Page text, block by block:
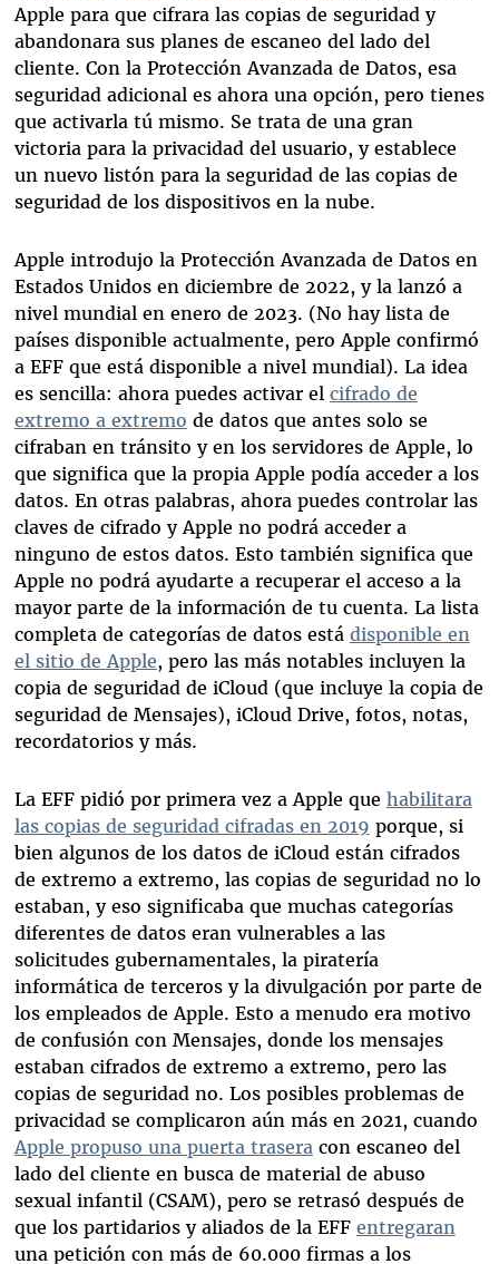
Apple para que cifrara las copias de seguridad y
abandonara sus planes de escaneo del lado del
cliente. Con la Protección Avanzada de Datos, esa
seguridad adicional es ahora una opción, pero tienes
que activarla tú mismo. Se trata de una gran
victoria para la privacidad del usuario, y establece
un nuevo listón para la seguridad de las copias de
seguridad de los dispositivos en la nube.
Apple introdujo la Protección Avanzada de Datos en
Estados Unidos en diciembre de 2022, y la lanzó a
nivel mundial en enero de 2023. (No hay lista de
países disponible actualmente, pero Apple confirmó
a EFF que está disponible a nivel mundial). La idea
es sencilla: ahora puedes activar el cifrado de
extremo a extremo de datos que antes solo se
cifraban en tránsito y en los servidores de Apple, lo
que significa que la propia Apple podía acceder a los
datos. En otras palabras, ahora puedes controlar las
claves de cifrado y Apple no podrá acceder a
ninguno de estos datos. Esto también significa que
Apple no podrá ayudarte a recuperar el acceso a la
mayor parte de la información de tu cuenta. La lista
completa de categorías de datos está disponible en
el sitio de Apple, pero las más notables incluyen la
copia de seguridad de iCloud (que incluye la copia de
seguridad de Mensajes), iCloud Drive, fotos, notas,
recordatorios y más.
La EFF pidió por primera vez a Apple que habilitara
las copias de seguridad cifradas en 2019 porque, si
bien algunos de los datos de iCloud están cifrados
de extremo a extremo, las copias de seguridad no lo
estaban, y eso significaba que muchas categorías
diferentes de datos eran vulnerables a las
solicitudes gubernamentales, la piratería
informática de terceros y la divulgación por parte de
los empleados de Apple. Esto a menudo era motivo
de confusión con Mensajes, donde los mensajes
estaban cifrados de extremo a extremo, pero las
copias de seguridad no. Los posibles problemas de
privacidad se complicaron aún más en 2021, cuando
Apple propuso una puerta trasera con escaneo del
lado del cliente en busca de material de abuso
sexual infantil (CSAM), pero se retrasó después de
que los partidarios y aliados de la EFF entregaran
una petición con más de 60.000 firmas a los